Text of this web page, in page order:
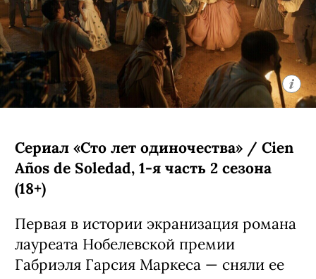
Сериал «Сто лет одиночества» / Cien
Años de Soledad, 1-я часть 2 сезона
(18+)
Первая в истории экранизация романа
лауреата Нобелевской премии
Габриэля Гарсия Маркеса — сняли ее